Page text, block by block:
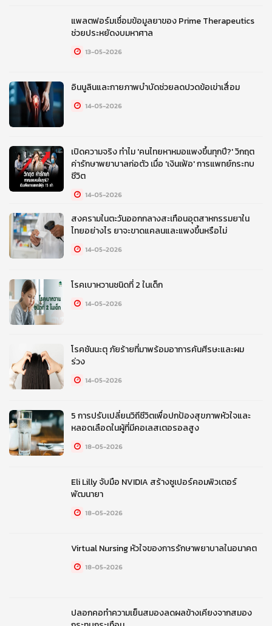
แพลตฟอร์มเชื่อมข้อมูลยาของ Prime Therapeutics
ช่วยประหยัดงบมหาศาล
13-05-2026
อินนูลินและกายภาพบำบัดช่วยลดปวดข้อเข่าเสื่อม
14-05-2026
เปิดความจริง ทำไม 'คนไทยหาหมอแพงขึ้นทุกปี?' วิกฤต
ค่ารักษาพยาบาลก่อตัว เมื่อ 'เงินเฟ้อ' การแพทย์กระทบ
ชีวิต
14-05-2026
สงครามในตะวันออกกลางสะเทือนอุตสาหกรรมยาใน
ไทยอย่างไร ยาจะขาดแคลนและแพงขึ้นหรือไม่
14-05-2026
โรคเบาหวานชนิดที่ 2 ในเด็ก
14-05-2026
โรคชันนะตุ ภัยร้ายที่มาพร้อมอาการคันศีรษะและผม
ร่วง
14-05-2026
5 การปรับเปลี่ยนวิถีชีวิตเพื่อปกป้องสุขภาพหัวใจและ
หลอดเลือดในผู้ที่มีคอเลสเตอรอลสูง
18-05-2026
Eli Lilly จับมือ NVIDIA สร้างซูเปอร์คอมพิวเตอร์
พัฒนายา
18-05-2026
Virtual Nursing หัวใจของการรักษาพยาบาลในอนาคต
18-05-2026
ปลอกคอทำความเย็นสมองลดผลข้างเคียงจากสมอง